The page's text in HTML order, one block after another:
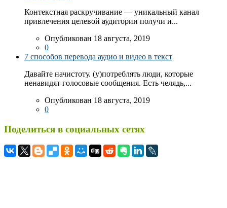
Контекстная раскручивание — уникальный канал
привлечения целевой аудитории получи и...
Опубликован 18 августа, 2019
0
7 способов перевода аудио и видео в текст
Давайте начистоту. (у)потреблять люди, которые
ненавидят голосовые сообщения. Есть челядь,...
Опубликован 18 августа, 2019
0
Поделиться в социальных сетях